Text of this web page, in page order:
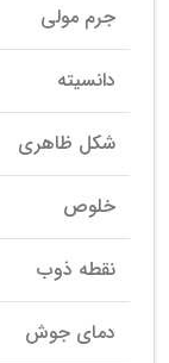
جرم مولی
دانسیته
شکل ظاهری
خلوص
نقطه ذوب
دمای جوش